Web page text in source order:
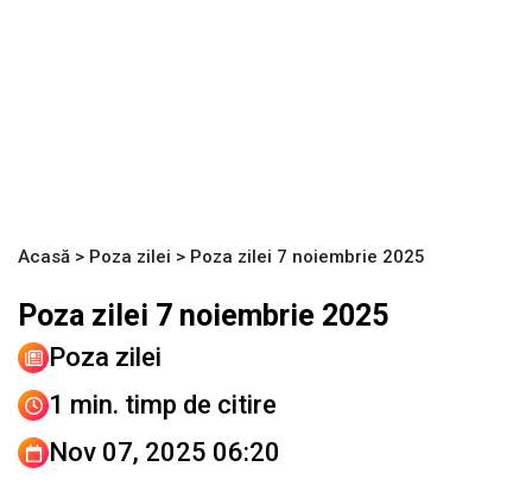
Acasă > Poza zilei > Poza zilei 7 noiembrie 2025
Poza zilei 7 noiembrie 2025
Poza zilei
1 min. timp de citire
Nov 07, 2025 06:20